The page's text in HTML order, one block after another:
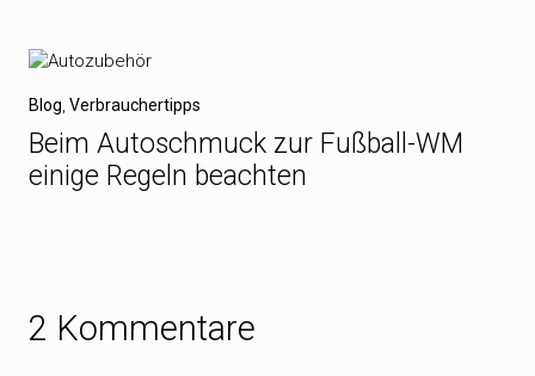
Blog Verbrauchertipps
Beim Autoschmuck zur Fußball-WM
einige Regeln beachten
2 Kommentare